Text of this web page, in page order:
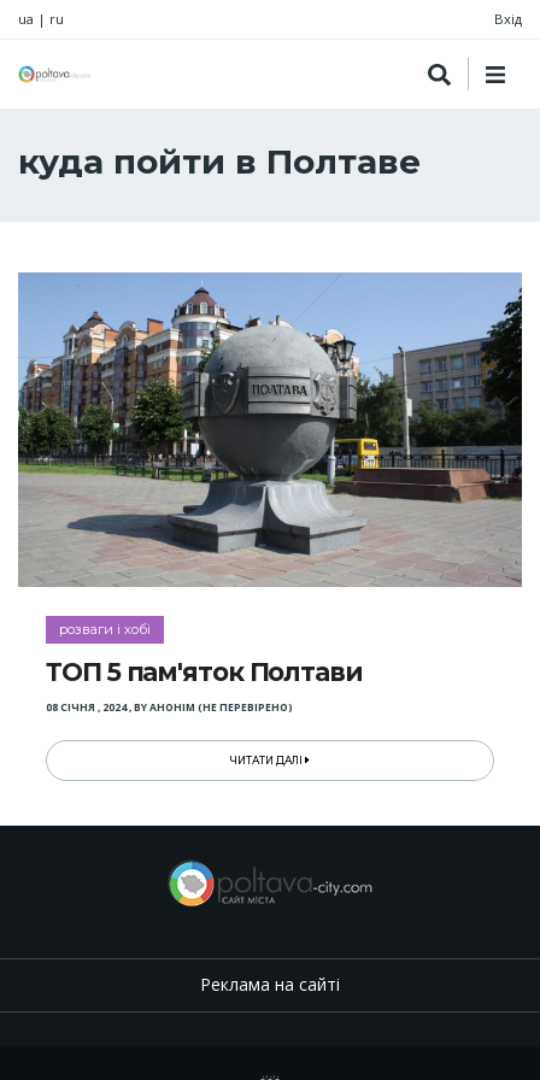
ua | ru Вхід
куда пойти в Полтаве
розваги і хобі
ТОП 5 пам'яток Полтави
08 СІЧНЯ , 2024,BYАНОНІМ (НЕ ПЕРЕВІРЕНО)
ЧИТАТИ ДАЛІ
Реклама на сайті
.,.,.